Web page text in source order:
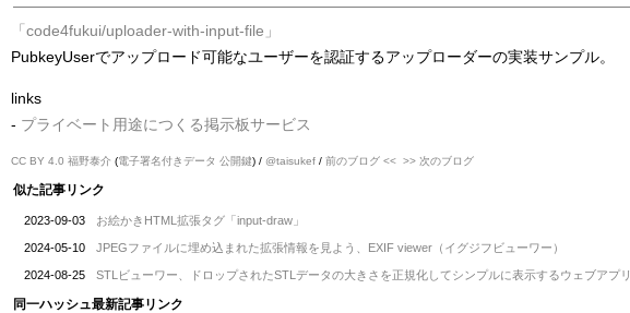
「code4fukui/uploader-with-input-file」
PubkeyUserでアップロード可能なユーザーを認証するアップローダーの実装サンプル。
links
- プライベート用途につくる掲示板サービス
CC BY 4.0 福野泰介 (電子署名付きデータ 公開鍵) / @taisukef / 前のブログ << >> 次のブログ
似た記事リンク
2023-09-03 お絵かきHTML拡張タグ「input-draw」
2024-05-10 JPEGファイルに埋め込まれた拡張情報を見よう、EXIF viewer（イグジフビューワー）
2024-08-25 STLビューワー、ドロップされたSTLデータの大きさを正規化してシンプルに表示するウェブアプリ
同一ハッシュ最新記事リンク